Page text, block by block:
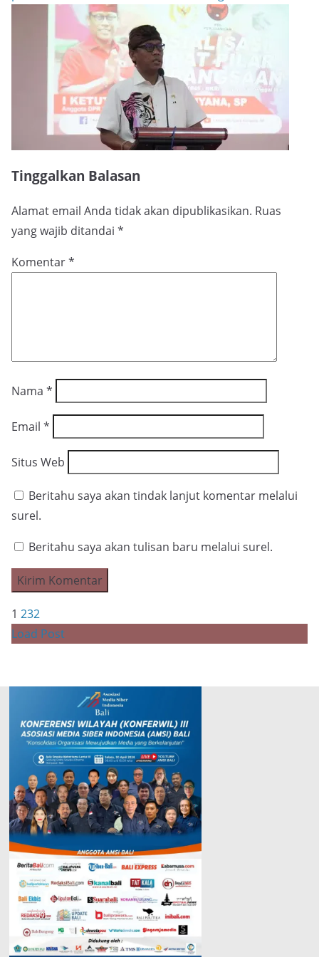
Tinggalkan Balasan
Alamat email Anda tidak akan dipublikasikan. Ruas
yang wajib ditandai *
Komentar*
Nama *
Email *
Situs Web
Beritahu saya akan tindak lanjut komentar melalui
surel.
Beritahu saya akan tulisan baru melalui surel.
1 232
Load Post